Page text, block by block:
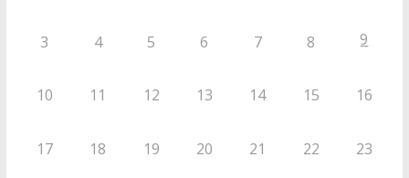
3 4 5 6 7 8 9
10 11 12 13 14 15 16
17 18 19 20 21 22 23